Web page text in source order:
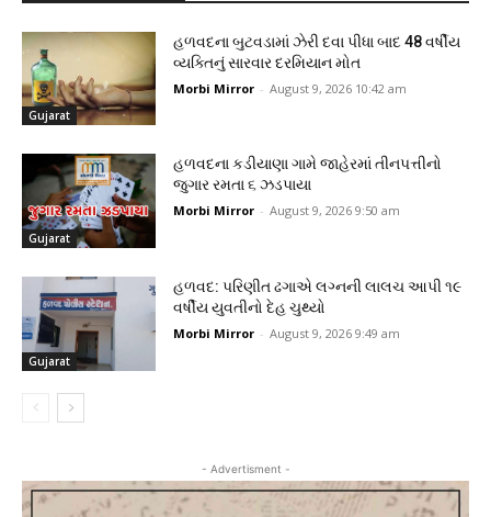
Gujarat
હળવદના બુટવડામાં ઝેરી દવા પીધા બાદ 48 વર્ષીય
વ્યક્તિનું સારવાર દરમિયાન મોત
Morbi Mirror - August 9, 2026 10:42 am
Gujarat
હળવદના કડીયાણા ગામે જાહેરમાં તીનપત્તીનો
જુગાર રમતા ૬ ઝડપાયા
Morbi Mirror - August 9, 2026 9:50 am
Gujarat
હળવદ: પરિણીત ઢગાએ લગ્નની લાલચ આપી ૧૯
વર્ષીય યુવતીનો દેહ ચુથ્યો
Morbi Mirror - August 9, 2026 9:49 am
- Advertisment -